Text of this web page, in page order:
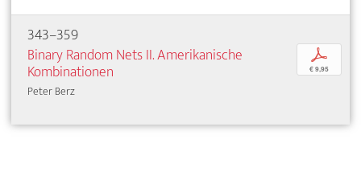
343–359
Binary Random Nets II. Amerikanische
Kombinationen
Peter Berz
p
€ 9,95